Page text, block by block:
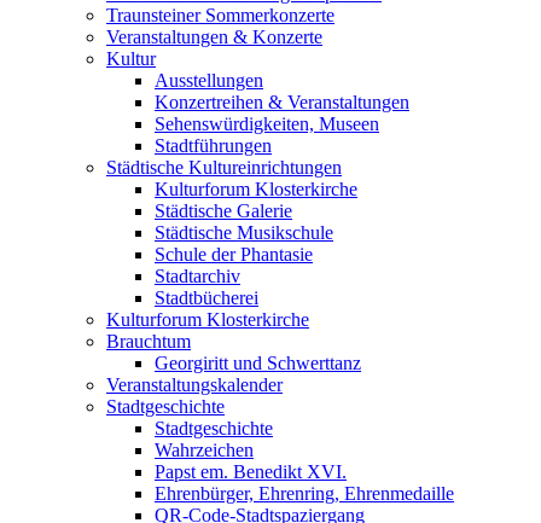
Traunsteiner Sommerkonzerte
Veranstaltungen & Konzerte
Kultur
Ausstellungen
Konzertreihen & Veranstaltungen
Sehenswürdigkeiten, Museen
Stadtführungen
Städtische Kultureinrichtungen
Kulturforum Klosterkirche
Städtische Galerie
Städtische Musikschule
Schule der Phantasie
Stadtarchiv
Stadtbücherei
Kulturforum Klosterkirche
Brauchtum
Georgiritt und Schwerttanz
Veranstaltungskalender
Stadtgeschichte
Stadtgeschichte
Wahrzeichen
Papst em. Benedikt XVI.
Ehrenbürger, Ehrenring, Ehrenmedaille
QR-Code-Stadtspaziergang